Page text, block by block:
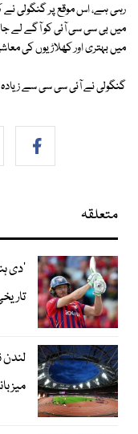
رہی ہے، اس موقع پر گنگولی
میں بی سی سی آئی کو آگے لے
میں بہتری اور کھلاڑیوں کی
گنگولی نے آئی سی سی سے زیادہ
متعلقہ
’دی